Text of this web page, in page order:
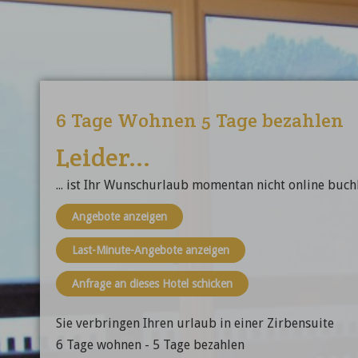
6 Tage Wohnen 5 Tage bezahlen
Leider...
... ist Ihr Wunschurlaub momentan nicht online
Angebote anzeigen
Last-Minute-Angebote anzeigen
Anfrage an dieses Hotel schicken
Sie verbringen Ihren urlaub in einer Zirbensuite
6 Tage wohnen - 5 Tage bezahlen